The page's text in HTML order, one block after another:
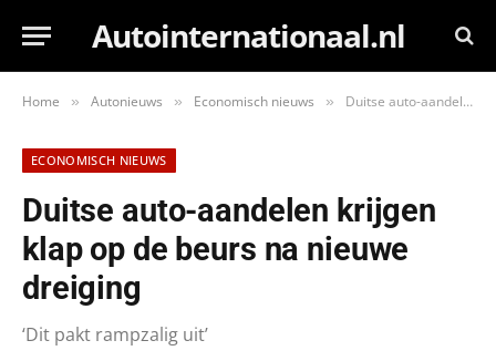
Autointernationaal.nl
Home » Autonieuws » Economisch nieuws » Duitse auto-aandelen krijgen klap op de beurs na nieuwe dreiging
ECONOMISCH NIEUWS
Duitse auto-aandelen krijgen
klap op de beurs na nieuwe
dreiging
‘Dit pakt rampzalig uit’